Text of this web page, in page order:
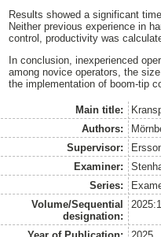
Results showed a significant
Neither previous experience in
control, productivity was
In conclusion, inexperienced
among novice operators, the
the implementation of boom-tip
Main title:
Authors:
Supervisor:
Examiner:
Series:
Volume/Sequential
designation: